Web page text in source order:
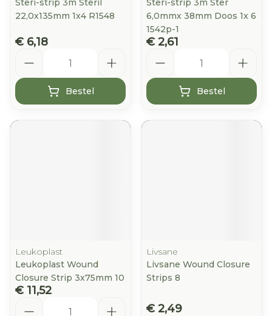
Steri-strip 3m Steril
22,0x135mm 1x4 R1548
€ 6,18
Bestel
Steri-strip 3m Ster
6,0mmx 38mm Doos 1x 6
1542p-1
€ 2,61
Bestel
Leukoplast
Leukoplast Wound
Closure Strip 3x75mm 10
€ 11,52
Livsane
Livsane Wound Closure
Strips 8
€ 2,49